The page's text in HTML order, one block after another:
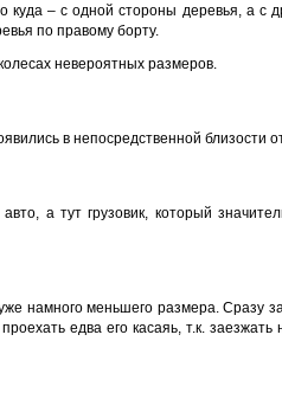
– с одной стороны деревья, а с
по правому борту.
невероятных размеров.
в непосредственной близости
а тут грузовик, который
намного меньшего размера. Сразу
едва его касаяь, т.к.